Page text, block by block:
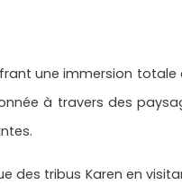
une immersion
à travers des
des tribus Karen en